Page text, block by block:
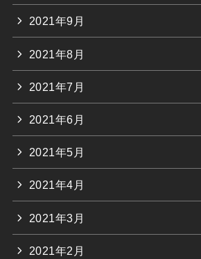
2021年9月
2021年8月
2021年7月
2021年6月
2021年5月
2021年4月
2021年3月
2021年2月